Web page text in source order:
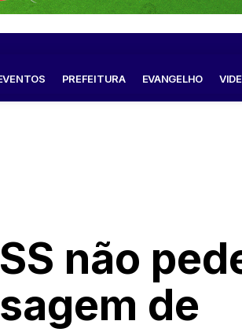
PREFEITURA EVANGELHO
não
de